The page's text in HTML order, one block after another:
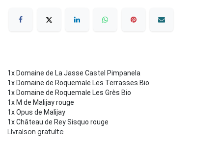
1x Domaine de La Jasse Castel Pimpanela
1x Domaine de Roquemale Les Terrasses Bio
1x Domaine de Roquemale Les Grès Bio
1x M de Malijay rouge
1x Opus de Malijay
1x Château de Rey Sisquo rouge
Livraison gratuite